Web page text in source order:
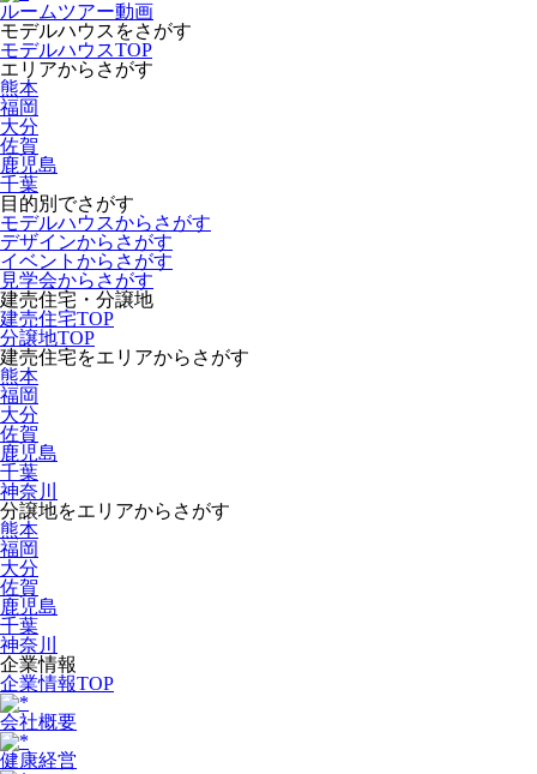
ルームツアー動画
モデルハウスをさがす
モデルハウスTOP
エリアからさがす
熊本
福岡
大分
佐賀
鹿児島
千葉
目的別でさがす
モデルハウスからさがす
デザインからさがす
イベントからさがす
見学会からさがす
建売住宅・分譲地
建売住宅TOP
分譲地TOP
建売住宅をエリアからさがす
熊本
福岡
大分
佐賀
鹿児島
千葉
神奈川
分譲地をエリアからさがす
熊本
福岡
大分
佐賀
鹿児島
千葉
神奈川
企業情報
企業情報TOP
会社概要
健康経営